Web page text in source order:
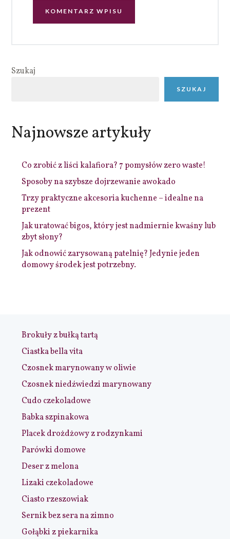
Szukaj
SZUKAJ
Najnowsze artykuły
Co zrobić z liści kalafiora? 7 pomysłów zero waste!
Sposoby na szybsze dojrzewanie awokado
Trzy praktyczne akcesoria kuchenne – idealne na
prezent
Jak uratować bigos, który jest nadmiernie kwaśny lub
zbyt słony?
Jak odnowić zarysowaną patelnię? Jedynie jeden
domowy środek jest potrzebny.
Brokuły z bułką tartą
Ciastka bella vita
Czosnek marynowany w oliwie
Czosnek niedźwiedzi marynowany
Cudo czekoladowe
Babka szpinakowa
Placek drożdżowy z rodzynkami
Parówki domowe
Deser z melona
Lizaki czekoladowe
Ciasto rzeszowiak
Sernik bez sera na zimno
Gołąbki z piekarnika